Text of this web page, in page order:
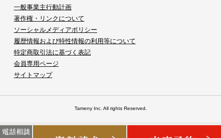
一般事業主行動計画
著作権・リンクについて
ソーシャルメディアポリシー
履歴情報および特性情報の利用等について
特定商取引法に基づく表記
会員専用ページ
サイトマップ
Tameny Inc. All rights Reserved.